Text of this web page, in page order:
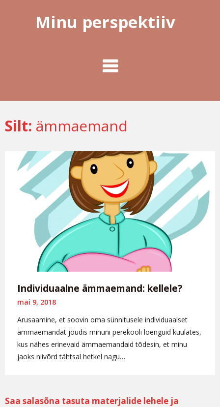
Minu perspektiiv
Silt: ämmaemand
Individuaalne ämmaemand: kellele?
mai 9, 2018
Arusaamine, et soovin oma sünnitusele individuaalset
ämmaemandat jõudis minuni perekooli loenguid kuulates,
kus nähes erinevaid ämmaemandaid tõdesin, et minu
jaoks niivõrd tähtsal hetkel nagu…
Saa salasõna tasuta materjalide lehele ja